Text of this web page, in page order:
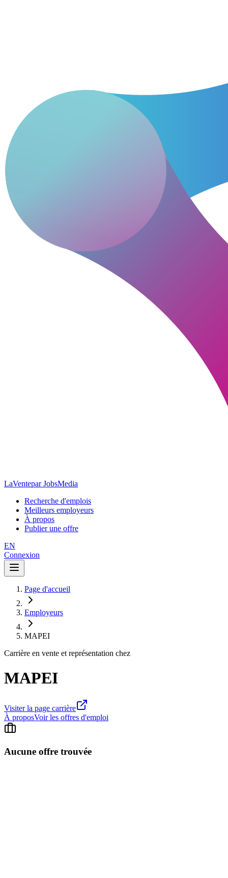
LaVentepar JobsMedia
Recherche d'emplois
Meilleurs employeurs
À propos
Publier une offre
EN
Connexion
Page d'accueil
Employeurs
MAPEI
Carrière en vente et représentation chez
MAPEI
Visiter la page carrière
À proposVoir les offres d'emploi
Aucune offre trouvée